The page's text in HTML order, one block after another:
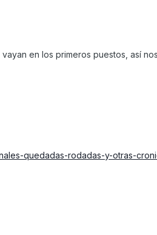
en los primeros puestos, así nos
quedadas-rodadas-y-otras-